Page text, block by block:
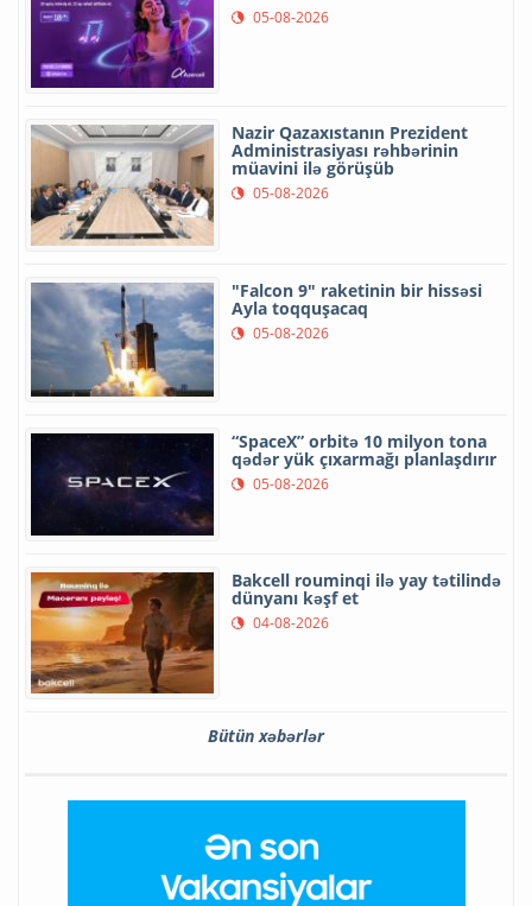
05-08-2026
Nazir Qazaxıstanın Prezident
Administrasiyası rəhbərinin
müavini ilə görüşüb
05-08-2026
"Falcon 9" raketinin bir hissəsi
Ayla toqquşacaq
05-08-2026
“SpaceX” orbitə 10 milyon tona
qədər yük çıxarmağı planlaşdırır
05-08-2026
Bakcell rouminqi ilə yay tətilində
dünyanı kəşf et
04-08-2026
Bütün xəbərlər